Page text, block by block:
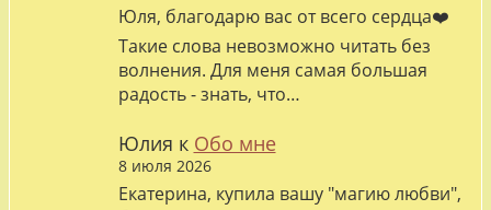
Юля, благодарю вас от всего сердца❤️
Такие слова невозможно читать без
волнения. Для меня самая большая
радость - знать, что…
Юлия к Обо мне
8 июля 2026
Екатерина, купила вашу "магию любви",